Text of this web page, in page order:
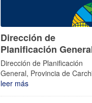
Dirección de
Planificación
Dirección de Planificación
General, Provincia de
leer más